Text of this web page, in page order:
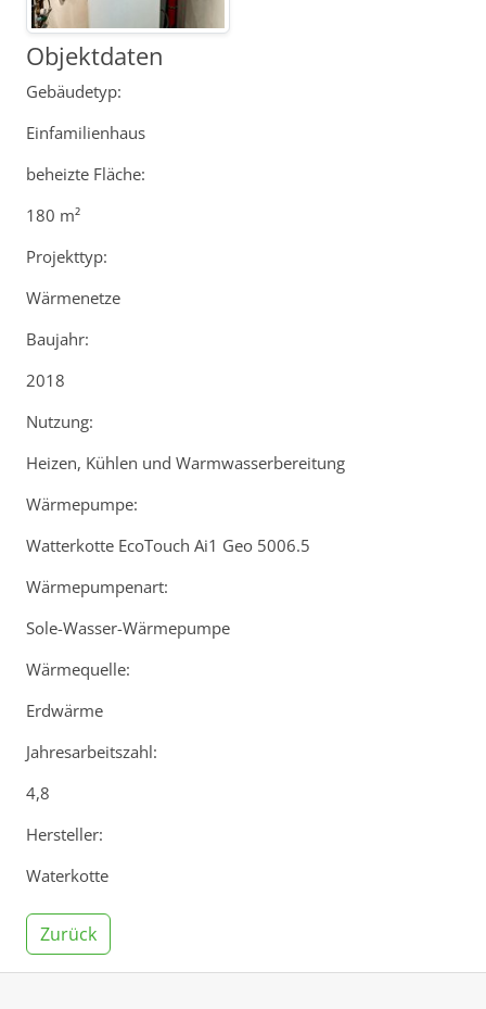
Objektdaten
Gebäudetyp:
Einfamilienhaus
beheizte Fläche:
180 m²
Projekttyp:
Wärmenetze
Baujahr:
2018
Nutzung:
Heizen, Kühlen und Warmwasserbereitung
Wärmepumpe:
Watterkotte EcoTouch Ai1 Geo 5006.5
Wärmepumpenart:
Sole-Wasser-Wärmepumpe
Wärmequelle:
Erdwärme
Jahresarbeitszahl:
4,8
Hersteller:
Waterkotte
Zurück